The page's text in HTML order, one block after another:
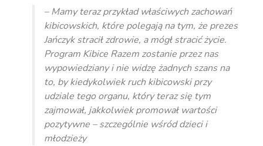
dźwiękowych– Mamy teraz przykład właściwych zachowań
kibicowskich, które polegają na tym, że prezes
Jańczyk stracił zdrowie, a mógł stracić życie.
Program Kibice Razem zostanie przez nas
wypowiedziany i nie widzę żadnych szans na
to, by kiedykolwiek ruch kibicowski przy
udziale tego organu, który teraz się tym
zajmował, jakkolwiek promował wartości
pozytywne – szczególnie wśród dzieci i
młodzieży